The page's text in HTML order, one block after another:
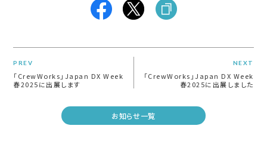
PREV
「CrewWorks」Japan DX Week
春2025に出展します
NEXT
「CrewWorks」Japan DX Week
春2025に出展しました
お知らせ一覧